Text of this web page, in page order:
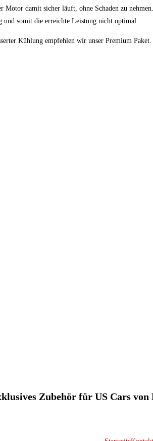
Motor damit sicher läuft, ohne Schaden zu
somit die erreichte Leistung nicht optimal.
Kühlung empfehlen wir unser Premium Paket.
Zubehör für US Cars